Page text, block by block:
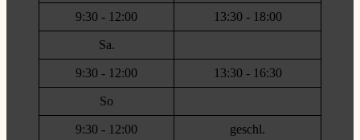
9:30 - 12:00 13:30 - 18:00
Sa.
9:30 - 12:00 13:30 - 16:30
So
9:30 - 12:00 geschl.